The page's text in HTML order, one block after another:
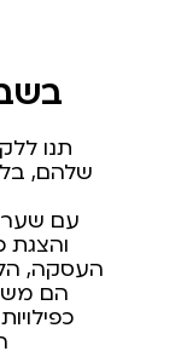
תנו
שלהם,
עם
והצגת
העסקה,
הם